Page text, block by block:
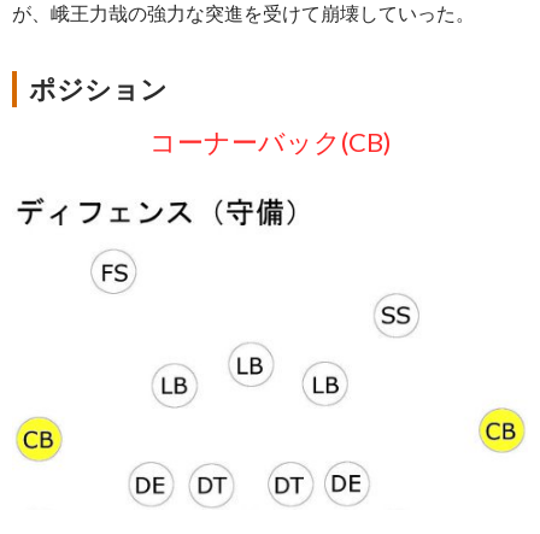
が、峨王力哉の強力な突進を受けて崩壊していった。
ポジション
コーナーバック(CB)